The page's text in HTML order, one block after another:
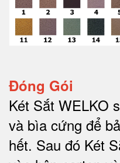
Đóng Gói
Két Sắt WELKO
và bìa cứng để
hết. Sau đó Két